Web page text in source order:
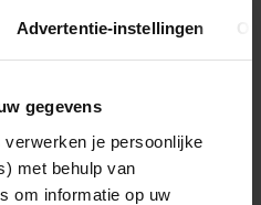
Advertentie-instellingen
gegevens
verwerken je persoonlijke
met behulp van
om informatie op uw
HUWELIJK
FRED